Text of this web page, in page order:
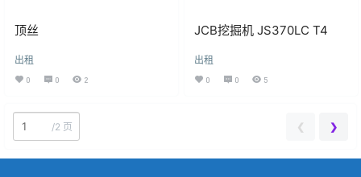
顶丝
出租
0 0 2
JCB挖掘机 JS370LC T4
出租
0 0 5
/2 页 ❮ ❯